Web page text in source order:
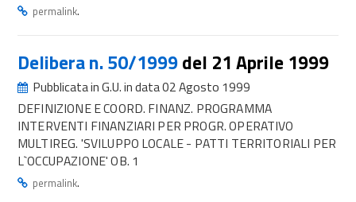
permalink.
Delibera n. 50/1999del 21 Aprile 1999
Pubblicata in G.U. in data 02 Agosto 1999
DEFINIZIONE E COORD. FINANZ. PROGRAMMA
INTERVENTI FINANZIARI PER PROGR. OPERATIVO
MULTIREG. 'SVILUPPO LOCALE - PATTI TERRITORIALI PER
L`OCCUPAZIONE' OB. 1
permalink.